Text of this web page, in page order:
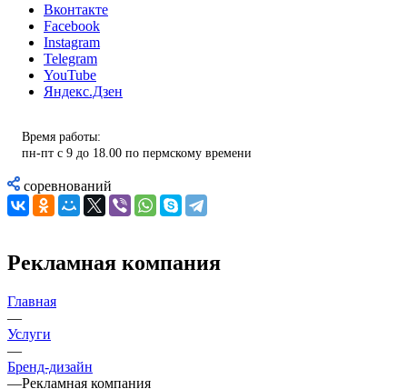
Вконтакте
Facebook
Instagram
Telegram
YouTube
Яндекс.Дзен
Время работы:
пн-пт с 9 до 18.00 по пермскому времени
соревнований
Рекламная компания
Главная
—
Услуги
—
Бренд-дизайн
—Рекламная компания